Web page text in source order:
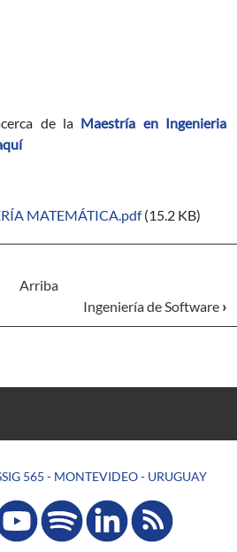
de la Maestría en Ingenieria
MATEMÁTICA.pdf (15.2 KB)
Arriba
Ingeniería de Software ›
565 - MONTEVIDEO - URUGUAY